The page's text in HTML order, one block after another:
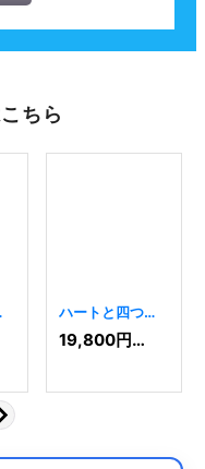
ちら
)
ハートと四つ葉
のクローバーの
木のロゴ
19,800円(税込)